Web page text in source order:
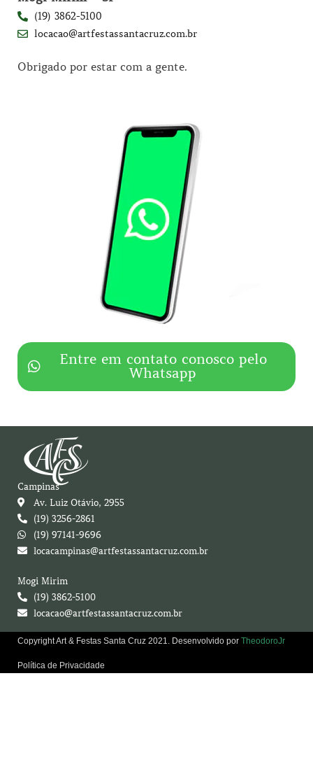
(19) 3862-5100
locacao@artfestassantacruz.com.br
Obrigado por estar com a gente.
Entre em contato conosco pelo
Whatsapp
Campinas
Av. Luiz Otávio, 2955
(19) 3256-2861
(19) 97141-9696
locacampinas@artfestassantacruz.com.br
Mogi Mirim
(19) 3862-5100
locacao@artfestassantacruz.com.br
Copyright Art & Festas Santa Cruz 2021. Desenvolvido por TheodoroJr
Política de Privacidade